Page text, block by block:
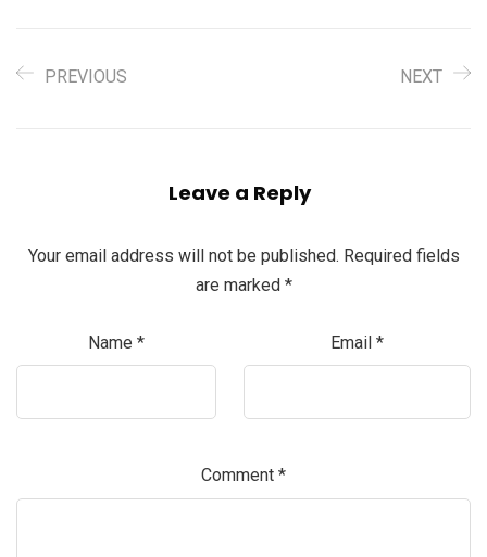
PREVIOUS NEXT
Leave a Reply
Your email address will not be published. Required fields
are marked *
Name * Email *
Comment *